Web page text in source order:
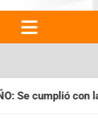
en Santiago